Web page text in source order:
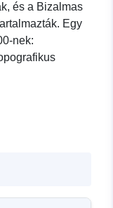
és a Bizalmas
Egy
nek: